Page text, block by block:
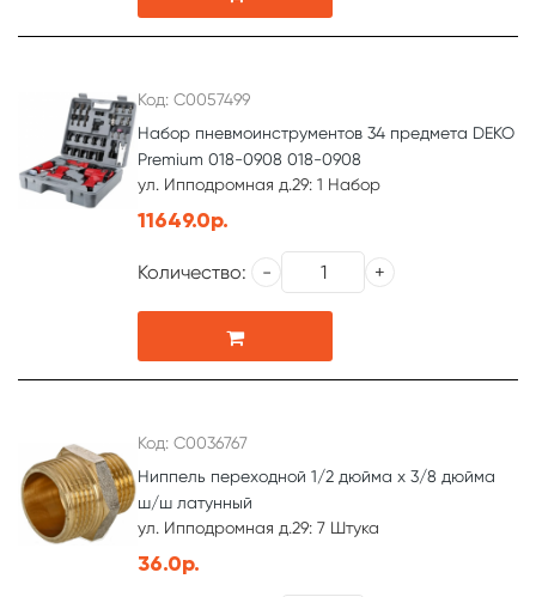
Код: С0057499
Набор пневмоинструментов 34 предмета DEKO
Premium 018-0908 018-0908
ул. Ипподромная д.29: 1 Набор
11649.0р.
Количество:
Код: С0036767
Ниппель переходной 1/2 дюйма х 3/8 дюйма
ш/ш латунный
ул. Ипподромная д.29: 7 Штука
36.0р.